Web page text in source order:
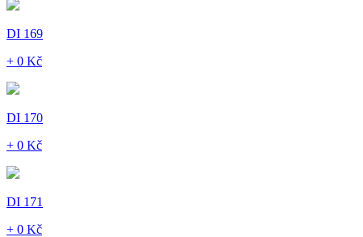
DI 169
+ 0 Kč
DI 170
+ 0 Kč
DI 171
+ 0 Kč